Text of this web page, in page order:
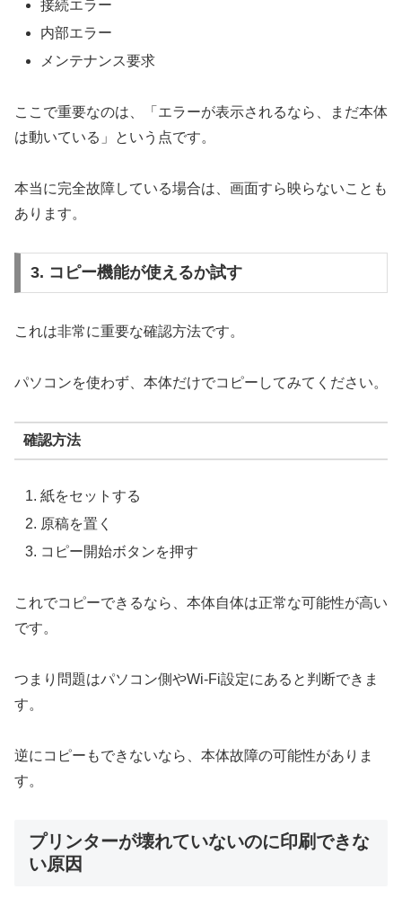
接続エラー
内部エラー
メンテナンス要求
ここで重要なのは、「エラーが表示されるなら、まだ本体
は動いている」という点です。
本当に完全故障している場合は、画面すら映らないことも
あります。
3. コピー機能が使えるか試す
これは非常に重要な確認方法です。
パソコンを使わず、本体だけでコピーしてみてください。
確認方法
紙をセットする
原稿を置く
コピー開始ボタンを押す
これでコピーできるなら、本体自体は正常な可能性が高い
です。
つまり問題はパソコン側やWi-Fi設定にあると判断できま
す。
逆にコピーもできないなら、本体故障の可能性がありま
す。
プリンターが壊れていないのに印刷できな
い原因